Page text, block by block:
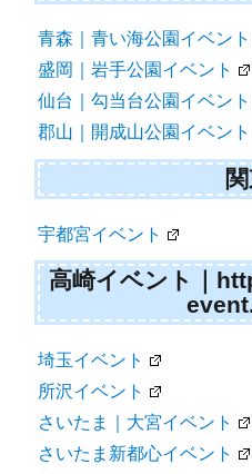
青森｜青い海公園イベント
盛岡｜岩手公園イベント
仙台｜勾当台公園イベント
郡山｜開成山公園イベント
宇都宮イベント
高崎イベント｜
埼玉イベント
所沢イベント
さいたま｜大宮イベント
さいたま新都心イベント